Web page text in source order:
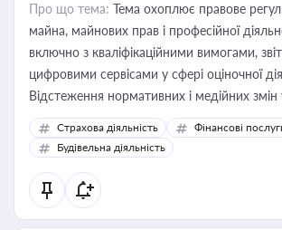
Про що тема: Тема охоплює правове
майна, майнових прав і професійної
включно з кваліфікаційними вимогами,
цифровими сервісами у сфері оціночної
Відстеження нормативних і медійних змін
корисне для власника бізнесу, керівника,
бухгалтера під час оподаткування,
державного майна, корпоративних угод і
статусу суб'єктів оціночної діяльності
Страхова діяльність
Фінансові
Будівельна діяльність